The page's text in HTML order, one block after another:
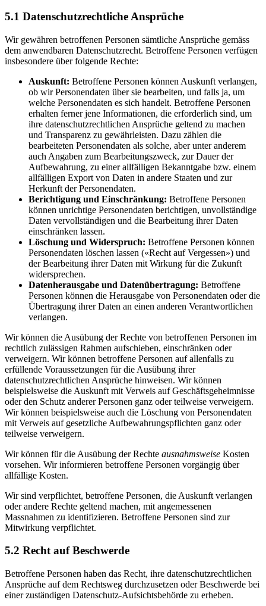
5.1 Datenschutzrechtliche Ansprüche
Wir gewähren betroffenen Personen sämtliche Ansprüche gemäss
dem anwendbaren Datenschutzrecht. Betroffene Personen verfügen
insbesondere über folgende Rechte:
Auskunft: Betroffene Personen können Auskunft verlangen,
ob wir Personendaten über sie bearbeiten, und falls ja, um
welche Personendaten es sich handelt. Betroffene Personen
erhalten ferner jene Informationen, die erforderlich sind, um
ihre datenschutzrechtlichen Ansprüche geltend zu machen
und Transparenz zu gewährleisten. Dazu zählen die
bearbeiteten Personendaten als solche, aber unter anderem
auch Angaben zum Bearbeitungszweck, zur Dauer der
Aufbewahrung, zu einer allfälligen Bekanntgabe bzw. einem
allfälligen Export von Daten in andere Staaten und zur
Herkunft der Personendaten.
Berichtigung und Einschränkung: Betroffene Personen
können unrichtige Personendaten berichtigen, unvollständige
Daten vervollständigen und die Bearbeitung ihrer Daten
einschränken lassen.
Löschung und Widerspruch: Betroffene Personen können
Personendaten löschen lassen («Recht auf Vergessen») und
der Bearbeitung ihrer Daten mit Wirkung für die Zukunft
widersprechen.
Datenherausgabe und Datenübertragung: Betroffene
Personen können die Herausgabe von Personendaten oder die
Übertragung ihrer Daten an einen anderen Verantwortlichen
verlangen.
Wir können die Ausübung der Rechte von betroffenen Personen im
rechtlich zulässigen Rahmen aufschieben, einschränken oder
verweigern. Wir können betroffene Personen auf allenfalls zu
erfüllende Voraussetzungen für die Ausübung ihrer
datenschutzrechtlichen Ansprüche hinweisen. Wir können
beispielsweise die Auskunft mit Verweis auf Geschäftsgeheimnisse
oder den Schutz anderer Personen ganz oder teilweise verweigern.
Wir können beispielsweise auch die Löschung von Personendaten
mit Verweis auf gesetzliche Aufbewahrungspflichten ganz oder
teilweise verweigern.
Wir können für die Ausübung der Rechte ausnahmsweise Kosten
vorsehen. Wir informieren betroffene Personen vorgängig über
allfällige Kosten.
Wir sind verpflichtet, betroffene Personen, die Auskunft verlangen
oder andere Rechte geltend machen, mit angemessenen
Massnahmen zu identifizieren. Betroffene Personen sind zur
Mitwirkung verpflichtet.
5.2 Recht auf Beschwerde
Betroffene Personen haben das Recht, ihre datenschutzrechtlichen
Ansprüche auf dem Rechtsweg durchzusetzen oder Beschwerde bei
einer zuständigen Datenschutz-Aufsichtsbehörde zu erheben.